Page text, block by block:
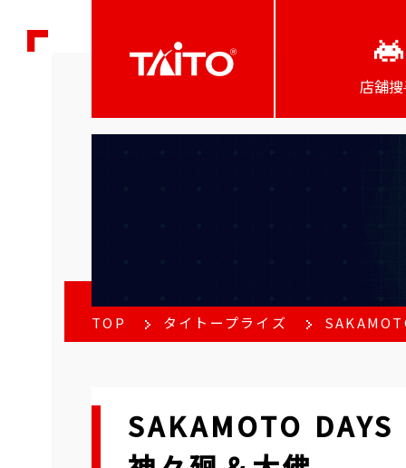
店舖
TOP タイトープライズ
SAKAMOTO